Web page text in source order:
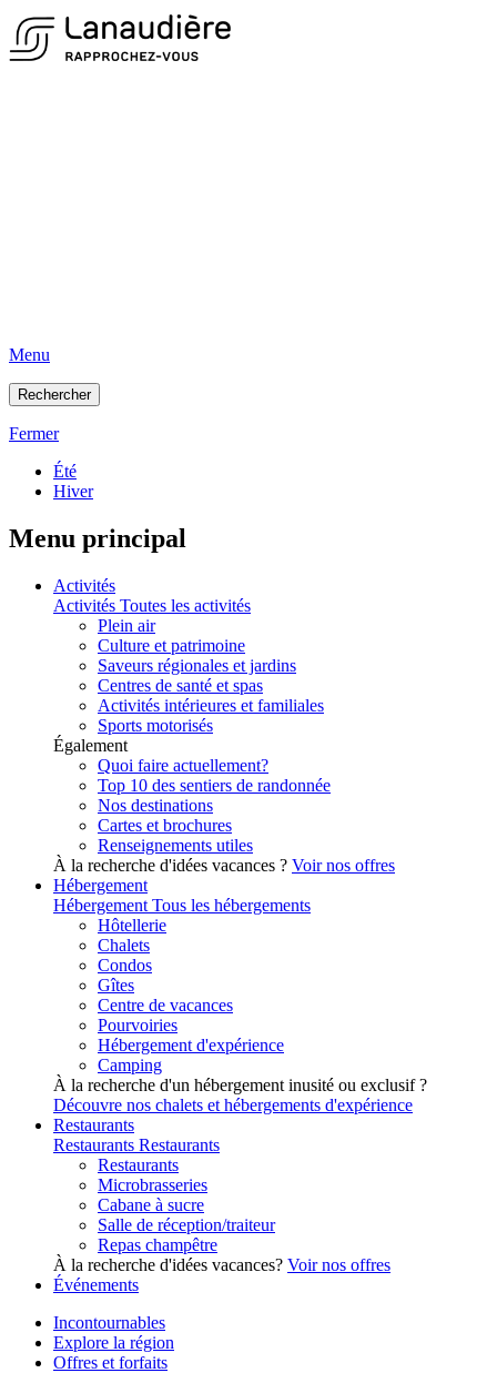
Menu
Rechercher
Fermer
Été
Hiver
Menu principal
Activités
Activités Toutes les activités
Plein air
Culture et patrimoine
Saveurs régionales et jardins
Centres de santé et spas
Activités intérieures et familiales
Sports motorisés
Également
Quoi faire actuellement?
Top 10 des sentiers de randonnée
Nos destinations
Cartes et brochures
Renseignements utiles
À la recherche d'idées vacances ? Voir nos offres
Hébergement
Hébergement Tous les hébergements
Hôtellerie
Chalets
Condos
Gîtes
Centre de vacances
Pourvoiries
Hébergement d'expérience
Camping
À la recherche d'un hébergement inusité ou exclusif ?
Découvre nos chalets et hébergements d'expérience
Restaurants
Restaurants Restaurants
Restaurants
Microbrasseries
Cabane à sucre
Salle de réception/traiteur
Repas champêtre
À la recherche d'idées vacances? Voir nos offres
Événements
Incontournables
Explore la région
Offres et forfaits